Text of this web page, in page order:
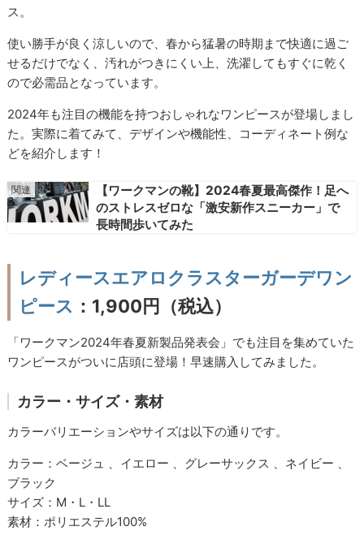
ス。
使い勝手が良く涼しいので、春から猛暑の時期まで快適に過ご
せるだけでなく、汚れがつきにくい上、洗濯してもすぐに乾く
ので必需品となっています。
2024年も注目の機能を持つおしゃれなワンピースが登場しまし
た。実際に着てみて、デザインや機能性、コーディネート例な
どを紹介します！
【ワークマンの靴】2024春夏最高傑作！足へ
のストレスゼロな「激安新作スニーカー」で
長時間歩いてみた
レディースエアロクラスターガーデワン
ピース ：1,900円（税込）
「ワークマン2024年春夏新製品発表会」でも注目を集めていた
ワンピースがついに店頭に登場！早速購入してみました。
カラー・サイズ・素材
カラーバリエーションやサイズは以下の通りです。
カラー：ベージュ 、イエロー 、グレーサックス 、ネイビー 、
ブラック
サイズ：M・L・LL
素材：ポリエステル100%